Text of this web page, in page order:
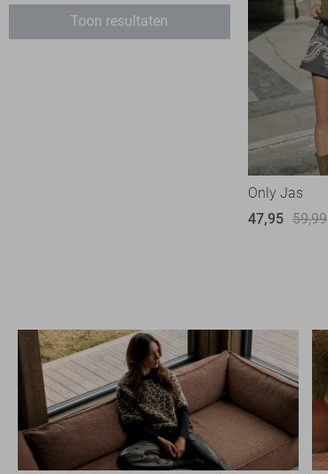
Parka`s
PU jassen
Loungewear
Accessoires
Schoenen
Sportkleding
Overige
Toon resultaten
Only Jas
47,95 59,99